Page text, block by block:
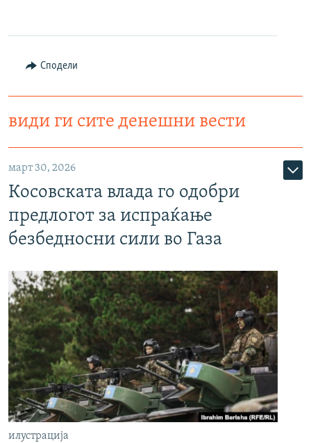
Сподели
види ги сите денешни вести
март 30, 2026
Косовската влада го одобри
предлогот за испраќање
безбедносни сили во Газа
илустрација